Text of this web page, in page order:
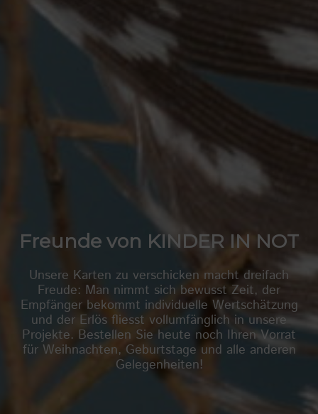
Freunde von KINDER IN NOT
Unsere Karten zu verschicken macht dreifach
Freude: Man nimmt sich bewusst Zeit, der
Empfänger bekommt individuelle Wertschätzung
und der Erlös fliesst vollumfänglich in unsere
Projekte. Bestellen Sie heute noch Ihren Vorrat
für Weihnachten, Geburtstage und alle anderen
Gelegenheiten!